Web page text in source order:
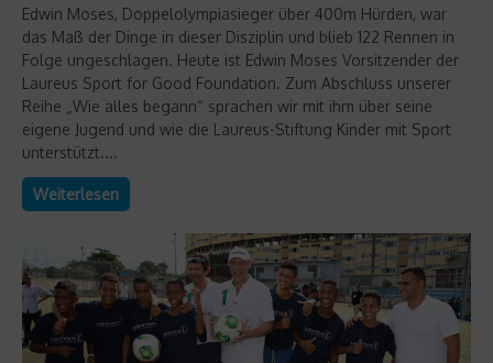
Edwin Moses, Doppelolympiasieger über 400m Hürden, war
das Maß der Dinge in dieser Disziplin und blieb 122 Rennen in
Folge ungeschlagen. Heute ist Edwin Moses Vorsitzender der
Laureus Sport for Good Foundation. Zum Abschluss unserer
Reihe „Wie alles begann“ sprachen wir mit ihm über seine
eigene Jugend und wie die Laureus-Stiftung Kinder mit Sport
unterstützt....
Weiterlesen